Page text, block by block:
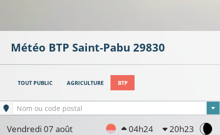
Météo BTP Saint-Pabu 29830
TOUT PUBLIC AGRICULTURE BTP
Ville sélectionnée
Nom ou code postal
Vendredi 07 août 04h24 20h23